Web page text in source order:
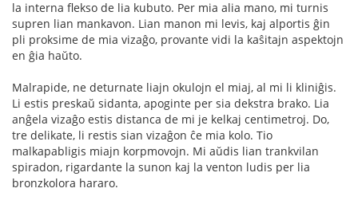
la interna flekso de lia kubuto. Per mia alia mano, mi turnis
supren lian mankavon. Lian manon mi levis, kaj alportis ĝin
pli proksime de mia vizaĝo, provante vidi la kaŝitajn aspektojn
en ĝia haŭto.
Malrapide, ne deturnate liajn okulojn el miaj, al mi li kliniĝis.
Li estis preskaŭ sidanta, apoginte per sia dekstra brako. Lia
anĝela vizaĝo estis distanca de mi je kelkaj centimetroj. Do,
tre delikate, li restis sian vizaĝon ĉe mia kolo. Tio
malkapabligis miajn korpmovojn. Mi aŭdis lian trankvilan
spiradon, rigardante la sunon kaj la venton ludis per lia
bronzkolora hararo.